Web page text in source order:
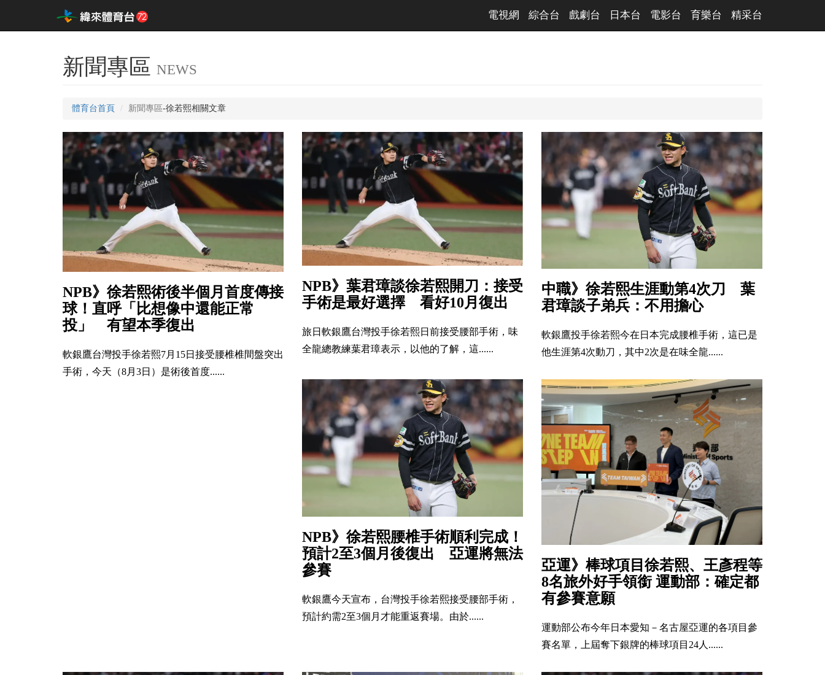
電視網 綜合台 戲劇台 日本台 電影台 育樂台 精采台
新聞專區 NEWS
體育台首頁 新聞專區-徐若熙相關文章
NPB》徐若熙術後半個月首度傳接
球！直呼「比想像中還能正常
投」 有望本季復出
軟銀鷹台灣投手徐若熙7月15日接受腰椎椎間盤突出
手術，今天（8月3日）是術後首度......
NPB》葉君璋談徐若熙開刀：接受
手術是最好選擇 看好10月復出
旅日軟銀鷹台灣投手徐若熙日前接受腰部手術，味
全龍總教練葉君璋表示，以他的了解，這......
中職》徐若熙生涯動第4次刀 葉
君璋談子弟兵：不用擔心
軟銀鷹投手徐若熙今在日本完成腰椎手術，這已是
他生涯第4次動刀，其中2次是在味全龍......
NPB》徐若熙腰椎手術順利完成！
預計2至3個月後復出 亞運將無法
參賽
軟銀鷹今天宣布，台灣投手徐若熙接受腰部手術，
預計約需2至3個月才能重返賽場。由於......
亞運》棒球項目徐若熙、王彥程等
8名旅外好手領銜 運動部：確定都
有參賽意願
運動部公布今年日本愛知－名古屋亞運的各項目參
賽名單，上屆奪下銀牌的棒球項目24人......